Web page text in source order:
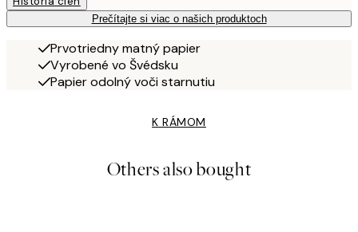
Prečítajte si viac o našich produktoch
Prvotriedny matný papier
Vyrobené vo Švédsku
Papier odolný voči starnutiu
K RÁMOM
Others also bought